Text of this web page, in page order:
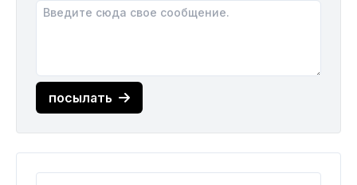
посылать